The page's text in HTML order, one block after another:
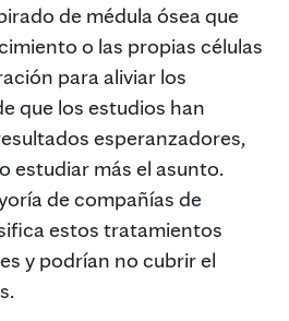
de médula ósea que
o las propias células
para aliviar los
que los estudios han
esperanzadores,
estudiar más el asunto.
de compañías de
estos tratamientos
y podrían no cubrir el